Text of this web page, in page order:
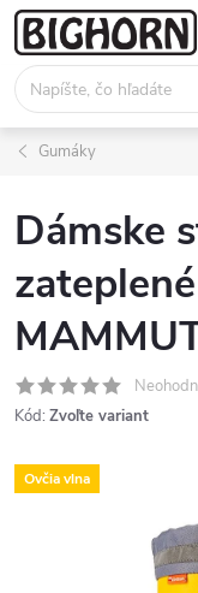
Prejsť
na
obsah
Gumáky
Dámske
Kód: Zvoľte variant
Ovčia vlna